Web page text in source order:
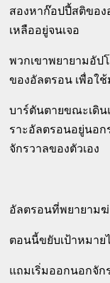
สองหาก๊อปปี้สติของ
เหลืออยู่จนเจอ
พวกเขาพยายามอั
ของอัลตรอน เพื่อใ
บาร์ตันตายขณะเดิน
ราะอัลตรอนอยู่นอก
จักรวาลของตัวเอง
อัลตรอนที่พยายาม
ตอนนี้ขยับเป้าหมาย
แถมเริ่มออกนอกจัก